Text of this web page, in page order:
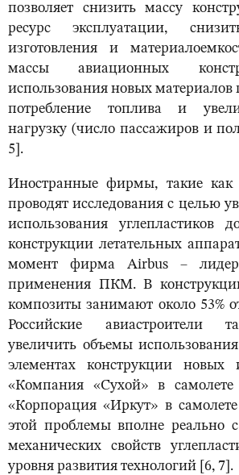
позволяет снизить массу
ресурс эксплуатации,
изготовления и
массы авиационных
использования новых материалов
потребление топлива и
нагрузку (число пассажиров и
5].
Иностранные фирмы, такие как
проводят исследования с целью
использования углепластиков
конструкции летательных
момент фирма Airbus – лидер
применения ПКМ. В
композиты занимают около 53%
Российские авиастроители
увеличить объемы
элементах конструкции
«Компания «Сухой» в
«Корпорация «Иркут» в
этой проблемы вполне реально
механических свойств
уровня развития технологий [6, 7].